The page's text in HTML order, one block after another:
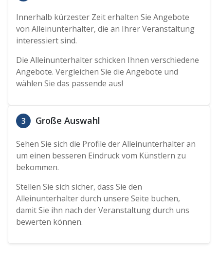
Innerhalb kürzester Zeit erhalten Sie Angebote
von Alleinunterhalter, die an Ihrer Veranstaltung
interessiert sind.
Die Alleinunterhalter schicken Ihnen verschiedene
Angebote. Vergleichen Sie die Angebote und
wählen Sie das passende aus!
3 Große Auswahl
Sehen Sie sich die Profile der Alleinunterhalter an
um einen besseren Eindruck vom Künstlern zu
bekommen.
Stellen Sie sich sicher, dass Sie den
Alleinunterhalter durch unsere Seite buchen,
damit Sie ihn nach der Veranstaltung durch uns
bewerten können.